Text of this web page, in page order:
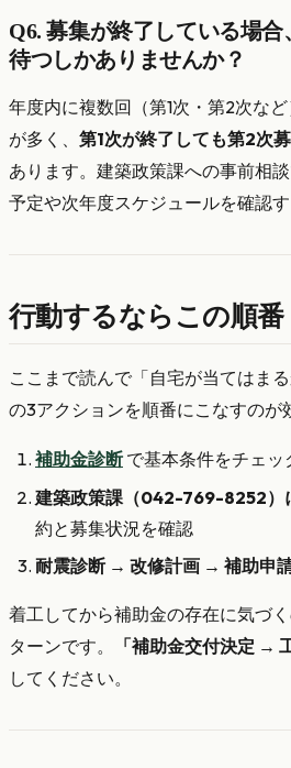
Q6. 募集が終了している場
待つしかありませんか？
年度内に複数回（第1次・第2次な
が多く、 第1次が終了しても第2次
あります。建築政策課への事前相
予定や次年度スケジュールを確認す
行動するならこの順番
ここまで読んで「自宅が当てはま
の3アクションを順番にこなすのが
補助金診断で基本条件をチェッ
建築政策課（042-769-8252）
約と募集状況を確認
耐震診断 → 改修計画 → 補助申
着工してから補助金の存在に気づ
ターンです。
「補助金交付決定 →
してください。